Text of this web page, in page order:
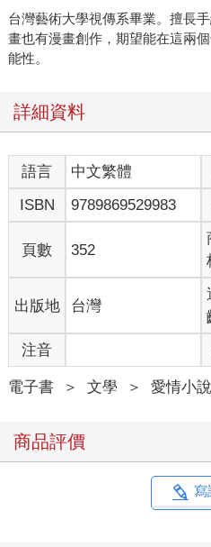
台灣藝術大學視傳系畢業。擅長
畫也有漫畫創作，期望能在這兩
能性。
詳細資料
語言 中文繁體
ISBN
9789869529983
頁數 352
出版地 台灣
注音
電子書 ＞ 文學 ＞ 愛情小說
商品評價
寫